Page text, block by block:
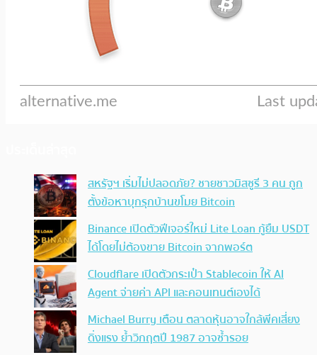
สหรัฐฯ เริ่มไม่ปลอดภัย? ชายชาวมิสซูรี 3 คน ถูก
ตั้งข้อหาบุกรุกบ้านขโมย Bitcoin
Binance เปิดตัวฟีเจอร์ใหม่ Lite Loan กู้ยืม USDT
ได้โดยไม่ต้องขาย Bitcoin จากพอร์ต
Cloudflare เปิดตัวกระเป๋า Stablecoin ให้ AI
Agent จ่ายค่า API และคอนเทนต์เองได้
Michael Burry เตือน ตลาดหุ้นอาจใกล้พีคเสี่ยง
ดิ่งแรง ย้ำวิกฤตปี 1987 อาจซ้ำรอย